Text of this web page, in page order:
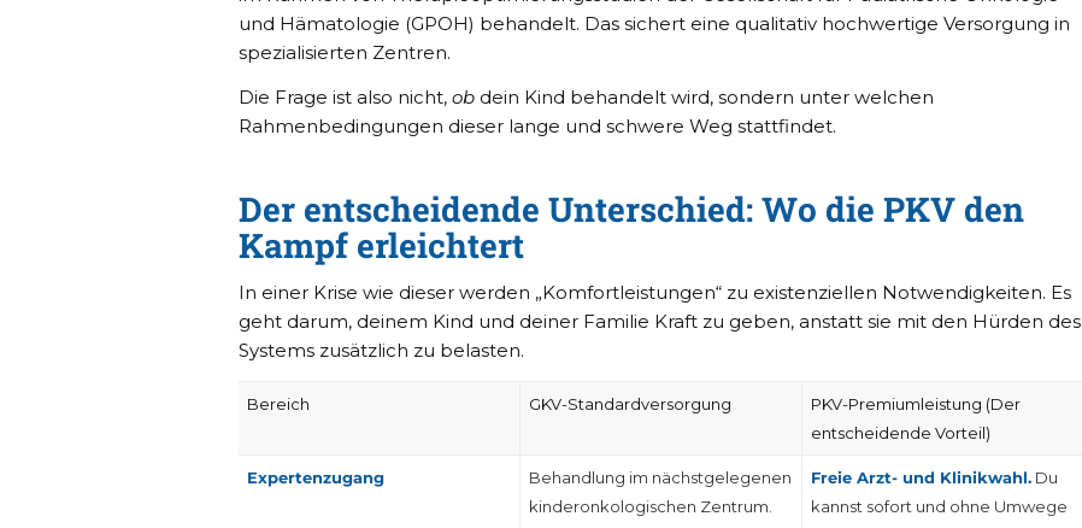
und Hämatologie (GPOH) behandelt. Das sichert eine qualitativ hochwertige Versorgung in
spezialisierten Zentren.
Die Frage ist also nicht, ob dein Kind behandelt wird, sondern unter welchen
Rahmenbedingungen dieser lange und schwere Weg stattfindet.
Der entscheidende Unterschied: Wo die PKV den
Kampf erleichtert
In einer Krise wie dieser werden „Komfortleistungen“ zu existenziellen Notwendigkeiten. Es
geht darum, deinem Kind und deiner Familie Kraft zu geben, anstatt sie mit den Hürden des
Systems zusätzlich zu belasten.
Bereich GKV-Standardversorgung
PKV-Premiumleistung (Der
entscheidende Vorteil)
Expertenzugang
Behandlung im nächstgelegenen
kinderonkologischen Zentrum.
Freie Arzt- und Klinikwahl.Du
kannst sofort und ohne Umwege